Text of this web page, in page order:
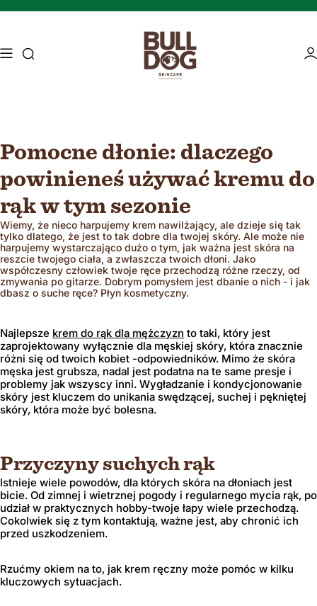
Wyszukiwanie dostępu
Mature skin Energising Skincare
Pomocne dłonie: dlaczego
powinieneś używać kremu do
rąk w tym sezonie
Wiemy, że nieco harpujemy krem ​​nawilżający, ale dzieje się tak
tylko dlatego, że jest to tak dobre dla twojej skóry. Ale może nie
harpujemy wystarczająco dużo o tym, jak ważna jest skóra na
reszcie twojego ciała, a zwłaszcza twoich dłoni. Jako
współczesny człowiek twoje ręce przechodzą różne rzeczy, od
zmywania po gitarze. Dobrym pomysłem jest dbanie o nich - i jak
dbasz o suche ręce? Płyn kosmetyczny.
Najlepsze krem do rąk dla mężczyzn to taki, który jest
zaprojektowany wyłącznie dla męskiej skóry, która znacznie
różni się od twoich kobiet -odpowiedników. Mimo że skóra
męska jest grubsza, nadal jest podatna na te same presje i
problemy jak wszyscy inni. Wygładzanie i kondycjonowanie
skóry jest kluczem do unikania swędzącej, suchej i pękniętej
skóry, która może być bolesna.
Przyczyny suchych rąk
Istnieje wiele powodów, dla których skóra na dłoniach jest
bicie. Od zimnej i wietrznej pogody i regularnego mycia rąk, po
udział w praktycznych hobby-twoje łapy wiele przechodzą.
Cokolwiek się z tym kontaktują, ważne jest, aby chronić ich
przed uszkodzeniem.
Rzućmy okiem na to, jak krem ​​ręczny może pomóc w kilku
kluczowych sytuacjach.